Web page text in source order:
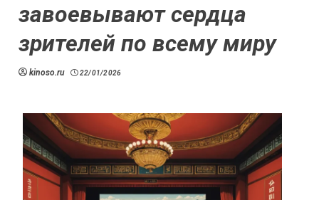
завоевывают сердца
зрителей по всему миру
kinoso.ru 22/01/2026